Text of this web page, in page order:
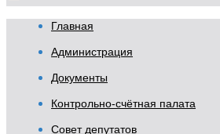
Главная
Администрация
Документы
Контрольно-счётная палата
Совет депутатов